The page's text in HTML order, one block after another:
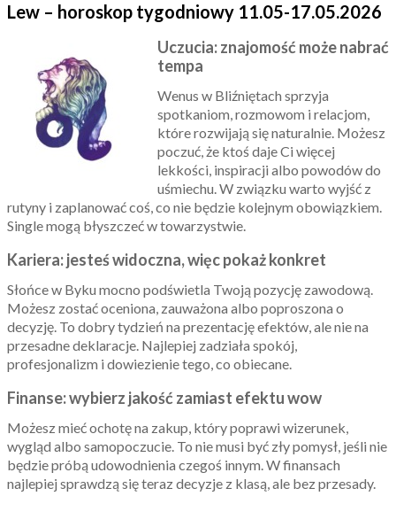
Lew – horoskop tygodniowy 11.05-17.05.2026
Uczucia: znajomość może nabrać
tempa
Wenus w Bliźniętach sprzyja
spotkaniom, rozmowom i relacjom,
które rozwijają się naturalnie. Możesz
poczuć, że ktoś daje Ci więcej
lekkości, inspiracji albo powodów do
uśmiechu. W związku warto wyjść z
rutyny i zaplanować coś, co nie będzie kolejnym obowiązkiem.
Single mogą błyszczeć w towarzystwie.
Kariera: jesteś widoczna, więc pokaż konkret
Słońce w Byku mocno podświetla Twoją pozycję zawodową.
Możesz zostać oceniona, zauważona albo poproszona o
decyzję. To dobry tydzień na prezentację efektów, ale nie na
przesadne deklaracje. Najlepiej zadziała spokój,
profesjonalizm i dowiezienie tego, co obiecane.
Finanse: wybierz jakość zamiast efektu wow
Możesz mieć ochotę na zakup, który poprawi wizerunek,
wygląd albo samopoczucie. To nie musi być zły pomysł, jeśli nie
będzie próbą udowodnienia czegoś innym. W finansach
najlepiej sprawdzą się teraz decyzje z klasą, ale bez przesady.